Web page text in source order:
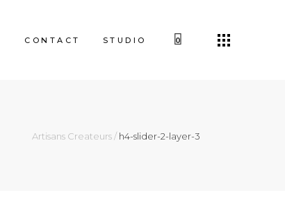
CONTACT STUDIO 0
Artisans Createurs/ h4-slider-2-layer-3